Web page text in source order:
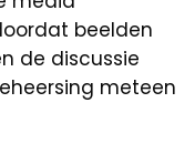
beelden
de discussie
meteen